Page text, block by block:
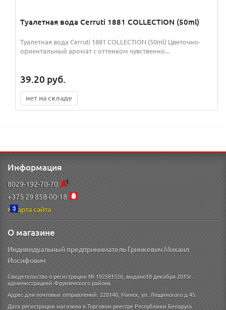
Туалетная вода Cerruti 1881 COLLECTION (50ml)
Туалетная вода Cerruti 1881 COLLECTION (50ml) Цветочно-
ориентальный аромат с оттенком чувственно...
39.20 руб.
нет на складе
Информация
8029-192-70-70
+375 29 858-00-18
Карта сайта
О магазине
Индивидуальный предприниматель Гринкевич Михаил
Иосифович
Свидетельство о регистрации № 192581526, выдано18 декабря 2015г.
администрацией Фрунзенского района.
Адрес для почтовых отправлений: 220140, Минск, ул. Лещинского д 45.
Дата регистрации магазина в Торговом реестре Республики Беларусь